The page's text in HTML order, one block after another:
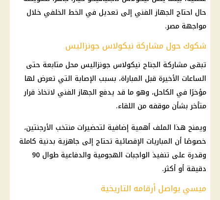
حال احتاج الجهاز الفني إلى تعديل في الخط الخلفي خلال
مواجهة مصر.
شكوك حول مشاركة نيكولاس جونزاليس
تبقى مشاركة الجناح نيكولاس جونزاليس محل متابعة حتى
الساعات الأخيرة قبل المباراة، بسبب الإصابة التي تعرض لها
مؤخرًا في الكاحل، وهو ما قد يدفع الجهاز الفني لاتخاذ قرار
متأخر بشأن موقفه من اللقاء.
ويمنح هذا الملف أهمية إضافية لتحضيرات منتخب الأرجنتين،
خصوصًا أن المباريات الإقصائية تحتاج إلى جاهزية بدنية كاملة
وقدرة على تنفيذ الواجبات الهجومية والدفاعية طوال 90
دقيقة أو أكثر.
ميسي يواصل أرقامه التاريخية